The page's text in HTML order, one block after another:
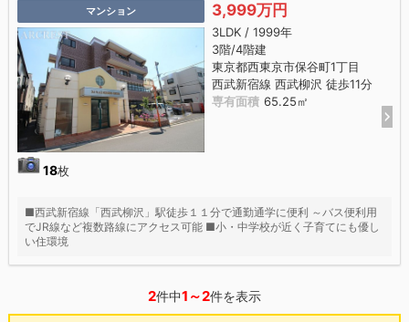
マンション
18枚
3,999万円
3LDK / 1999年
3階/4階建
東京都西東京市保谷町1丁目
西武新宿線 西武柳沢 徒歩11分
専有面積 65.25㎡
■西武新宿線「西武柳沢」駅徒歩１１分で通勤通学に便利 ～バス便利用
でJR線など複数路線にアクセス可能 ■小・中学校が近く子育てにも優し
い住環境
2件中1～2件を表示